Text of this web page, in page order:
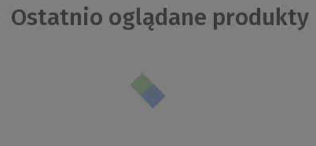
Ostatnio oglądane produkty